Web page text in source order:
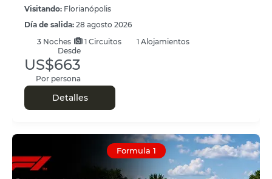
Visitando: Florianópolis
Día de salida: 28 agosto 2026
3 Noches 1 Circuitos
1 Alojamientos
Desde
US$663
Por persona
Detalles
Formula 1